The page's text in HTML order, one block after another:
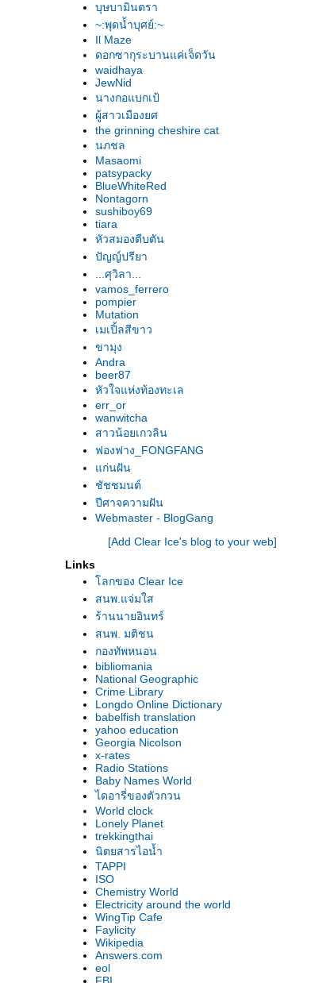
บุษบามินตรา
~:พุดน้ำบุศย์:~
Il Maze
ดอกซากุระบานแค่เจ็ดวัน
waidhaya
JewNid
นางกอแบกเป้
ผู้สาวเมืองยศ
the grinning cheshire cat
นภชล
Masaomi
patsypacky
BlueWhiteRed
Nontagorn
sushiboy69
tiara
หัวสมองตีบตัน
ปัญญ์ปรียา
...ศุวิลา...
vamos_ferrero
pompier
Mutation
เมเปิ้ลสีขาว
ขามุง
Andra
beer87
หัวใจแห่งท้องทะเล
err_or
wanwitcha
สาวน้อยเกวลิน
ฟองฟาง_FONGFANG
ก่นฝัน
ชัชชมนต์
ปีศาจความฝัน
Webmaster - BlogGang
[Add Clear Ice's blog to your web]
Links
ลกของ Clear Ice
สนพ.แจ่มใส
ร้านนายอินทร์
สนพ. มติชน
กองทัพหนอน
bibliomania
National Geographic
Crime Library
Longdo Online Dictionary
babelfish translation
yahoo education
Georgia Nicolson
x-rates
Radio Stations
Baby Names World
ไดอารี่ของตัวกวน
World clock
Lonely Planet
trekkingthai
นิตยสารไอน้ำ
TAPPI
ISO
Chemistry World
Electricity around the world
WingTip Cafe
Faylicity
Wikipedia
Answers.com
eol